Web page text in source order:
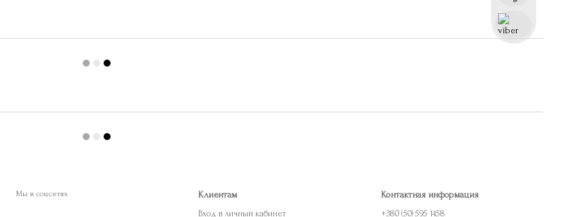
Мы в соцсетях Клиентам
Вход в личный кабинет
Контактная информация
+380 (50) 595 1458